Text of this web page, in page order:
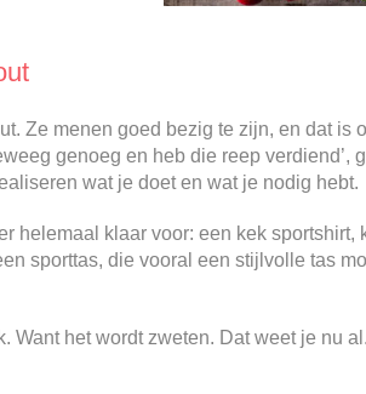
Ze menen goed bezig te zijn, en dat is
genoeg en heb die reep verdiend’,
wat je doet en wat je nodig hebt.
helemaal klaar voor: een kek sportshirt,
sporttas, die vooral een stijlvolle tas
het wordt zweten. Dat weet je nu